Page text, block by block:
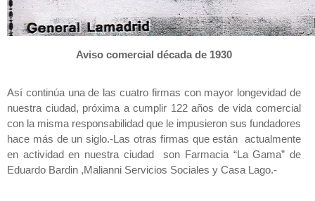
Aviso comercial década de 1930
Así continúa una de las cuatro firmas con mayor longevidad de
nuestra ciudad, próxima a cumplir 122 años de vida comercial
con la misma responsabilidad que le impusieron sus fundadores
hace más de un siglo.-Las otras firmas que están actualmente
en actividad en nuestra ciudad son Farmacia “La Gama” de
Eduardo Bardin ,Malianni Servicios Sociales y Casa Lago.-